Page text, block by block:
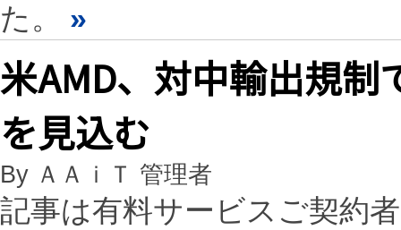
た。
»
米AMD、対中輸出規
を見込む
By ＡＡｉＴ 管理者
記事は有料サービスご契約